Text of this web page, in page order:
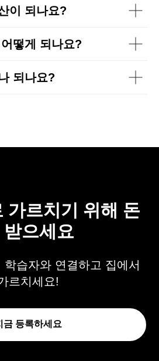
이 되나요?
떻게 되나요?
되나요?
가르치기 위해 돈
받으세요
학습자와 연결하고 집에서
르치세요!
금 등록하세요